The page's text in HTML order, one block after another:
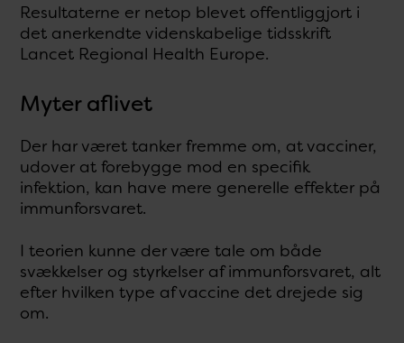
Resultaterne er netop blevet offentliggjort i
det anerkendte videnskabelige tidsskrift
Lancet Regional Health Europe.
Myter aflivet
Der har været tanker fremme om, at vacciner,
udover at forebygge mod en specifik
infektion, kan have mere generelle effekter på
immunforsvaret.
I teorien kunne der være tale om både
svækkelser og styrkelser af immunforsvaret, alt
efter hvilken type af vaccine det drejede sig
om.